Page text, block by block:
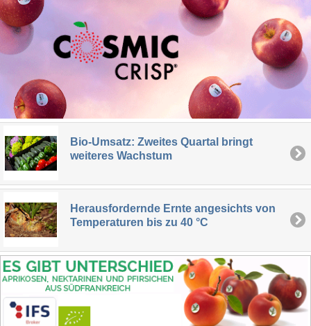
Bio-Umsatz: Zweites Quartal bringt
weiteres Wachstum
Herausfordernde Ernte angesichts von
Temperaturen bis zu 40 °C